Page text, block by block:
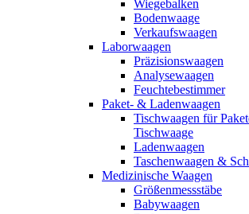
Wiegebalken
Bodenwaage
Verkaufswaagen
Laborwaagen
Präzisionswaagen
Analysewaagen
Feuchtebestimmer
Paket- & Ladenwaagen
Tischwaagen für
Tischwaage
Ladenwaagen
Taschenwaagen &
Medizinische Waagen
Größenmessstäbe
Babywaagen